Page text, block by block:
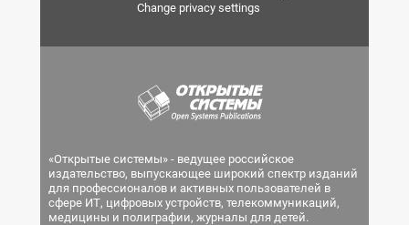
Change privacy settings
«Открытые системы» - ведущее российское
издательство, выпускающее широкий спектр изданий
для профессионалов и активных пользователей в
сфере ИТ, цифровых устройств, телекоммуникаций,
медицины и полиграфии, журналы для детей.